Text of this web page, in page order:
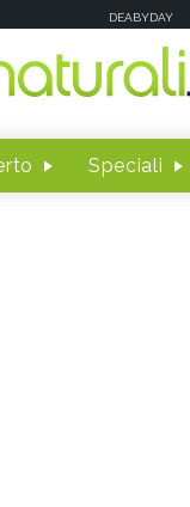
DEABYDAY
Speciali